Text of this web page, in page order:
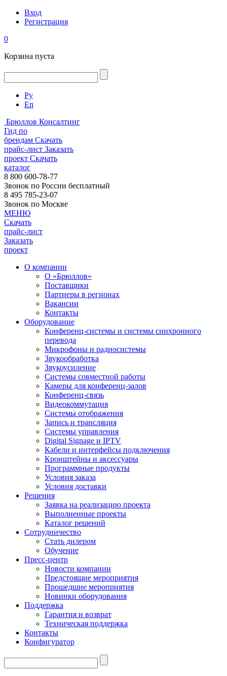
Вход
Регистрация
0
Корзина пуста
Ру
En
Брюллов Консалтинг
Гид по
брендам Скачать
прайс-лист Заказать
проект Скачать
каталог
8 800 600-78-77
Звонок по России бесплатный
8 495 785-23-07
Звонок по Москве
МЕНЮ
Скачать
прайс-лист
Заказать
проект
О компании
О «Брюллов»
Поставщики
Партнеры в регионах
Вакансии
Контакты
Оборудование
Конференц-системы и системы синхронного
перевода
Микрофоны и радиосистемы
Звукообработка
Звукоусиление
Системы совместной работы
Камеры для конференц-залов
Конференц-связь
Видеокоммутация
Системы отображения
Запись и трансляция
Системы управления
Digital Signage и IPTV
Кабели и интерфейсы подключения
Кронштейны и аксессуары
Программные продукты
Условия заказа
Условия доставки
Решения
Заявка на реализацию проекта
Выполненные проекты
Каталог решений
Сотрудничество
Стать дилером
Обучение
Пресс-центр
Новости компании
Предстоящие мероприятия
Прошедшие мероприятия
Новинки оборудования
Поддержка
Гарантия и возврат
Техническая поддержка
Контакты
Конфигуратор